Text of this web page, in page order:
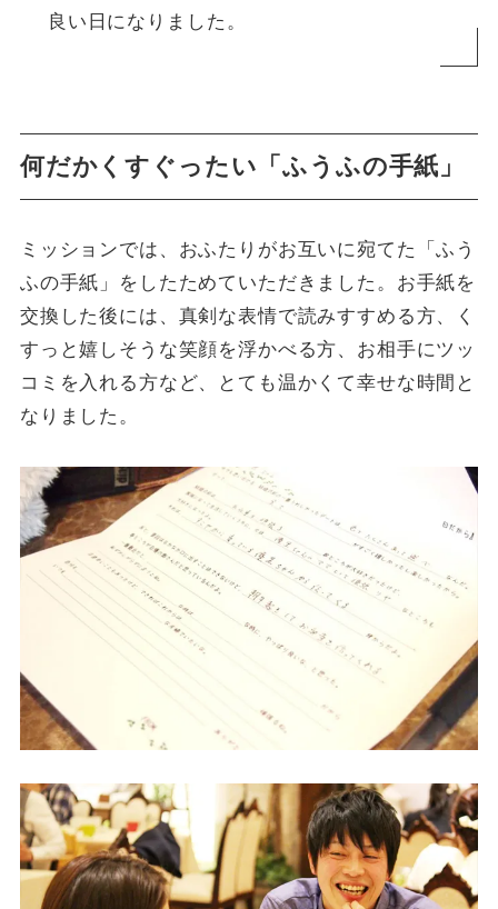
良い日になりました。
何だかくすぐったい「ふうふの手紙」
ミッションでは、おふたりがお互いに宛てた「ふう
ふの手紙」をしたためていただきました。お手紙を
交換した後には、真剣な表情で読みすすめる方、く
すっと嬉しそうな笑顔を浮かべる方、お相手にツッ
コミを入れる方など、とても温かくて幸せな時間と
なりました。